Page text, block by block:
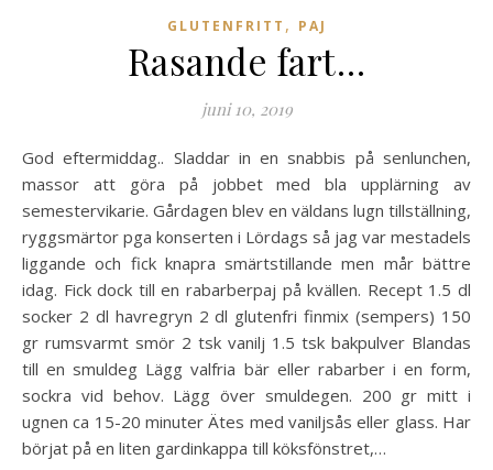
GLUTENFRITT , PAJ
Rasande fart…
juni 10, 2019
God eftermiddag.. Sladdar in en snabbis på senlunchen,
massor att göra på jobbet med bla upplärning av
semestervikarie. Gårdagen blev en väldans lugn tillställning,
ryggsmärtor pga konserten i Lördags så jag var mestadels
liggande och fick knapra smärtstillande men mår bättre
idag. Fick dock till en rabarberpaj på kvällen. Recept 1.5 dl
socker 2 dl havregryn 2 dl glutenfri finmix (sempers) 150
gr rumsvarmt smör 2 tsk vanilj 1.5 tsk bakpulver Blandas
till en smuldeg Lägg valfria bär eller rabarber i en form,
sockra vid behov. Lägg över smuldegen. 200 gr mitt i
ugnen ca 15-20 minuter Ätes med vaniljsås eller glass. Har
börjat på en liten gardinkappa till köksfönstret,…